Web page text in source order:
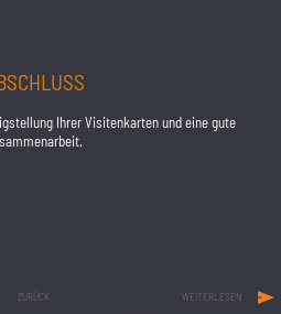
Ihrer Visitenkarten und eine gute
ZURÜCK WEITERLESEN